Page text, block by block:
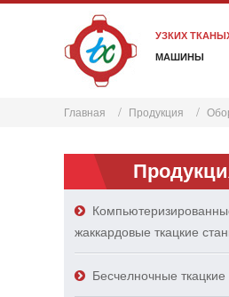
УЗКИХ
МАШИНЫ
Главная Продукция
жаккардовые ткацкие
Бесчелночные ткацкие